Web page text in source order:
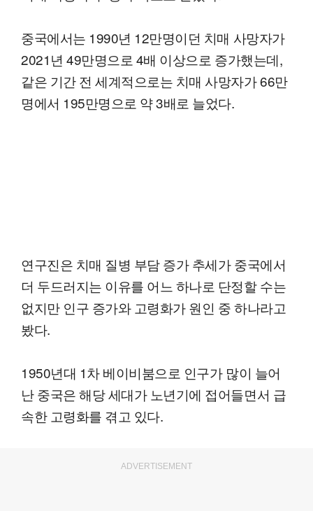
중국에서는 1990년 12만명이던 치매 사망자가
2021년 49만명으로 4배 이상으로 증가했는데,
같은 기간 전 세계적으로는 치매 사망자가 66만
명에서 195만명으로 약 3배로 늘었다.
연구진은 치매 질병 부담 증가 추세가 중국에서
더 두드러지는 이유를 어느 하나로 단정할 수는
없지만 인구 증가와 고령화가 원인 중 하나라고
봤다.
1950년대 1차 베이비붐으로 인구가 많이 늘어
난 중국은 해당 세대가 노년기에 접어들면서 급
속한 고령화를 겪고 있다.
ADVERTISEMENT